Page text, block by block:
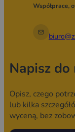
Współprace,
Napisz do
Opisz, czego
lub kilka
wyceną, bez